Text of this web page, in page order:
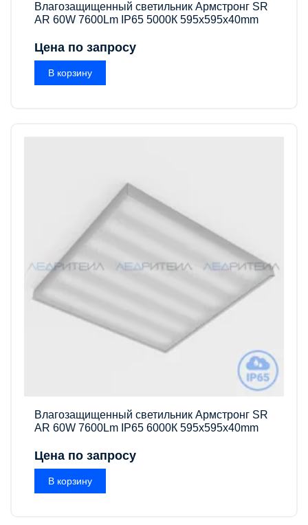
Влагозащищенный светильник Армстронг SR
AR 60W 7600Lm IP65 5000К 595x595x40mm
Цена по запросу
В корзину
Влагозащищенный светильник Армстронг SR
AR 60W 7600Lm IP65 6000К 595x595x40mm
Цена по запросу
В корзину